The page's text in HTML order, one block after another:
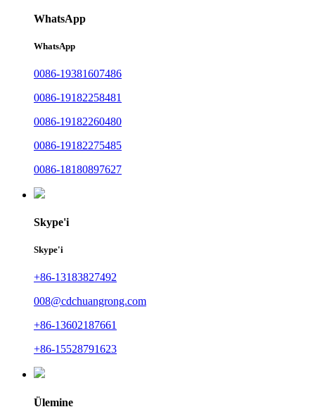
WhatsApp
WhatsApp
0086-19381607486
0086-19182258481
0086-19182260480
0086-19182275485
0086-18180897627
Skype'i
Skype'i
+86-13183827492
008@cdchuangrong.com
+86-13602187661
+86-15528791623
Ülemine